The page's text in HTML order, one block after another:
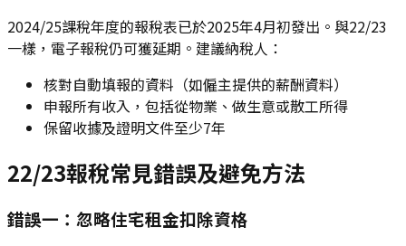
2024/25課稅年度的報稅表已於2025年4月初發出。與22/23
一樣，電子報稅仍可獲延期。建議納稅人：
核對自動填報的資料（如僱主提供的薪酬資料）
申報所有收入，包括從物業、做生意或散工所得
保留收據及證明文件至少7年
22/23報稅常見錯誤及避免方法
錯誤一：忽略住宅租金扣除資格